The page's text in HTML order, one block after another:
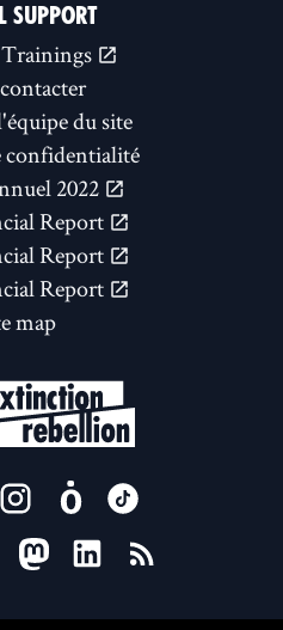
SUPPORT
du site
confidentialité
2022
Report
Report
Report
map
US ON